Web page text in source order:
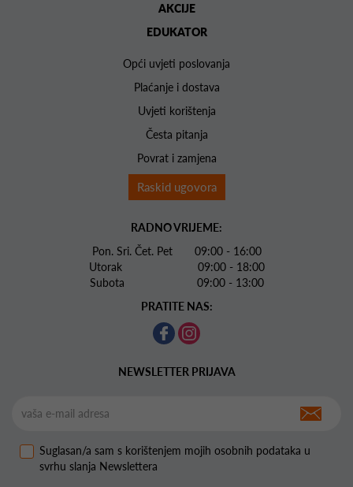
AKCIJE
EDUKATOR
Opći uvjeti poslovanja
Plaćanje i dostava
Uvjeti korištenja
Česta pitanja
Povrat i zamjena
Raskid ugovora
RADNO VRIJEME:
Pon. Sri. Čet. Pet 09:00 - 16:00
Utorak 09:00 - 18:00
Subota 09:00 - 13:00
PRATITE NAS:
NEWSLETTER PRIJAVA
Suglasan/a sam s korištenjem mojih osobnih podataka u
svrhu slanja Newslettera